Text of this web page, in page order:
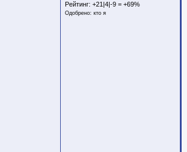
Рейтинг: +21|4|-9 = +69%
Одобрено: кто я